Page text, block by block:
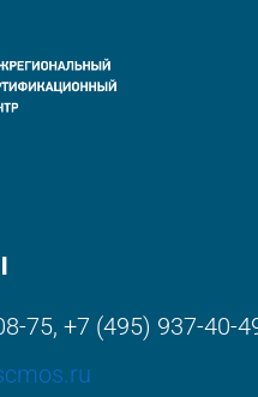
75,+7 (495) 937-40-